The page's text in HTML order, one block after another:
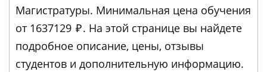
Магистратуры. Минимальная цена обучения
от 1637129 ₽. На этой странице вы найдете
подробное описание, цены, отзывы
студентов и дополнительную информацию.